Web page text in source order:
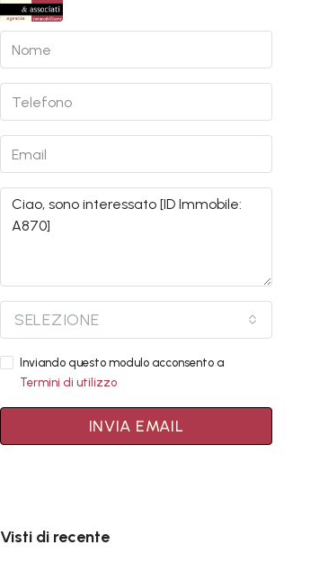
SELEZIONE
Inviando questo modulo acconsento a
Termini di utilizzo
INVIA EMAIL
Visti di recente